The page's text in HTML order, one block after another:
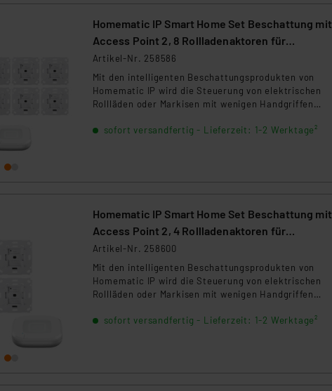
Homematic IP Smart Home Set Beschattung mit
Access Point 2, 8 Rollladenaktoren für
Markenschalter
Artikel-Nr. 258586
Mit den intelligenten Beschattungsprodukten von
Homematic IP wird die Steuerung von elektrischen
Rollläden oder Markisen mit wenigen Handgriffen
BROLL-2
sofort versandfertig - Lieferzeit: 1-2 Werktage²
Homematic IP Smart Home Set Beschattung mit
Access Point 2, 4 Rollladenaktoren für
Markenschalter
Artikel-Nr. 258600
Mit den intelligenten Beschattungsprodukten von
Homematic IP wird die Steuerung von elektrischen
Rollläden oder Markisen mit wenigen Handgriffen
BROLL-2
sofort versandfertig - Lieferzeit: 1-2 Werktage²